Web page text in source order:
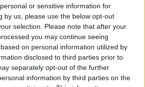
or sensitive information for
by us, please use the below opt-out
selection. Please note that after your
you may continue seeing
on personal information utilized by
disclosed to third parties prior to
separately opt-out of the further
information by third parties on the